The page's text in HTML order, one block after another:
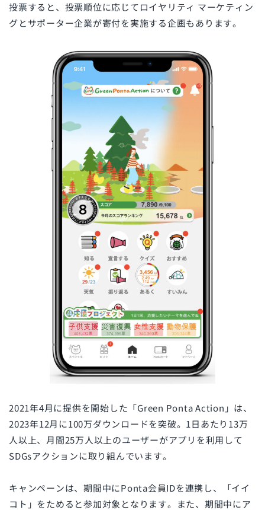
投票すると、投票順位に応じてロイヤリティ マーケティン
グとサポーター企業が寄付を実施する企画もあります。
2021年4月に提供を開始した「Green Ponta Action」は、
2023年12月に100万ダウンロードを突破。1日あたり13万
人以上、月間25万人以上のユーザーがアプリを利用して
SDGsアクションに取り組んでいます。
キャンペーンは、期間中にPonta会員IDを連携し、「イイ
コト」をためると参加対象となります。また、期間中にア